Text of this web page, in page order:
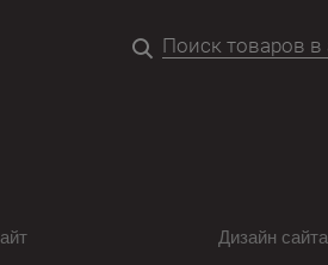
Дизайн сайта